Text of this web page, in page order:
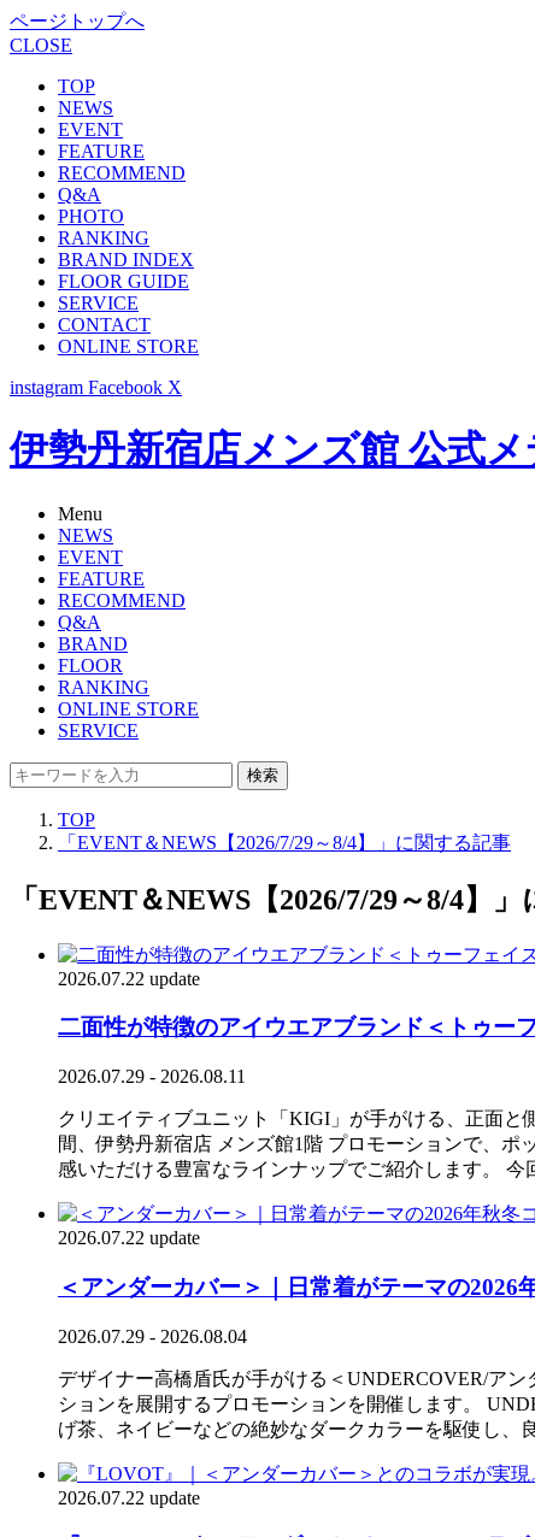
ページトップへ
CLOSE
TOP
NEWS
EVENT
FEATURE
RECOMMEND
Q&A
PHOTO
RANKING
BRAND INDEX
FLOOR GUIDE
SERVICE
CONTACT
ONLINE STORE
instagram Facebook X
伊勢丹新宿店メンズ館 公式
Menu
NEWS
EVENT
FEATURE
RECOMMEND
Q&A
BRAND
FLOOR
RANKING
ONLINE STORE
SERVICE
検索
TOP
「EVENT＆NEWS【2026/7/29～8/4】」に関する記事
「EVENT＆NEWS【2026/7/29～8/4】
2026.07.22 update
二面性が特徴のアイウエアブランド＜トゥー
2026.07.29 - 2026.08.11
クリエイティブユニット「KIGI」が手がける、正面と
間、伊勢丹新宿店 メンズ館1階 プロモーションで、
感いただける豊富なラインナップでご紹介します。
2026.07.22 update
＜アンダーカバー＞｜日常着がテーマの
2026.07.29 - 2026.08.04
デザイナー高橋盾氏が手がける＜UNDERCOVER/ア
ションを展開するプロモーションを開催します。
げ茶、ネイビーなどの絶妙なダークカラーを駆使し、
2026.07.22 update